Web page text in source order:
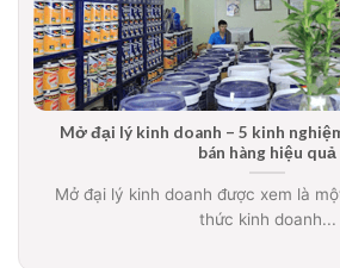
Mở đại lý kinh doanh – 5 kinh
bán hàng hiệu quả
Mở đại lý kinh doanh được xem là
thức kinh doanh...